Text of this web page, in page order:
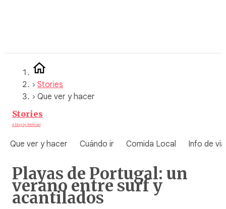
› Stories
› Que ver y hacer
Stories
A blog by WeRoad
Que ver y hacer Cuándo ir Comida Local Info de
Playas de Portugal: un
verano entre surf y
acantilados